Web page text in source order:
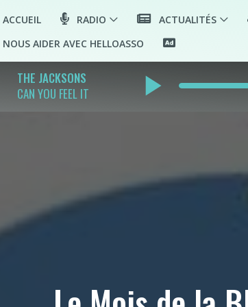
ACCUEIL RADIO ACTUALITÉS
NOUS AIDER AVEC HELLOASSO
THE JACKSONS
CAN YOU FEEL IT
play_arrow